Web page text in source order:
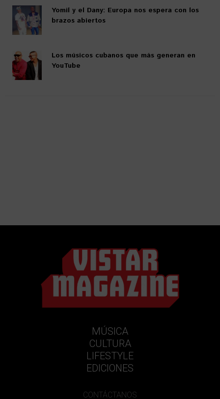
Yomil y el Dany: Europa nos espera con los
brazos abiertos
Los músicos cubanos que más generan en
YouTube
MÚSICA
CULTURA
LIFESTYLE
EDICIONES
CONTÁCTANOS